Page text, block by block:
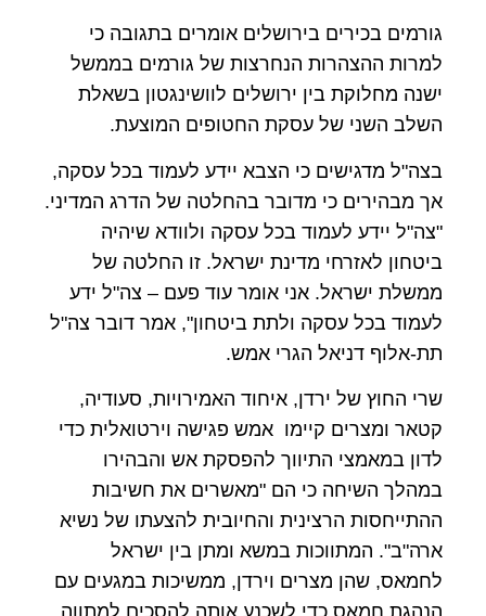
גורמים בכירים בירושלים אומרים בתגובה כי
למרות ההצהרות הנחרצות של גורמים בממשל
ישנה מחלוקת בין ירושלים לוושינגטון בשאלת
השלב השני של עסקת החטופים המוצעת.
בצה"ל מדגישים כי הצבא יידע לעמוד בכל עסקה,
אך מבהירים כי מדובר בהחלטה של הדרג המדיני.
"צה"ל יידע לעמוד בכל עסקה ולוודא שיהיה
ביטחון לאזרחי מדינת ישראל. זו החלטה של
ממשלת ישראל. אני אומר עוד פעם – צה"ל ידע
לעמוד בכל עסקה ולתת ביטחון", אמר דובר צה"ל
תת-אלוף דניאל הגרי אמש.
שרי החוץ של ירדן, איחוד האמירויות, סעודיה,
קטאר ומצרים קיימו אמש פגישה וירטואלית כדי
לדון במאמצי התיווך להפסקת אש והבהירו
במהלך השיחה כי הם "מאשרים את חשיבות
ההתייחסות הרצינית והחיובית להצעתו של נשיא
ארה"ב". המתווכות במשא ומתן בין ישראל
לחמאס, שהן מצרים וירדן, ממשיכות במגעים עם
הנהגת חמאס כדי לשכנע אותה להסכים למתווה